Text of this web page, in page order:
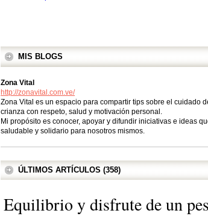
MIS BLOGS
Zona Vital
http://zonavital.com.ve/
Zona Vital es un espacio para compartir tips sobre el cuidado
crianza con respeto, salud y motivación personal.
Mi propósito es conocer, apoyar y difundir iniciativas e ideas
saludable y solidario para nosotros mismos.
ÚLTIMOS ARTÍCULOS (358)
Equilibrio y disfrute de un